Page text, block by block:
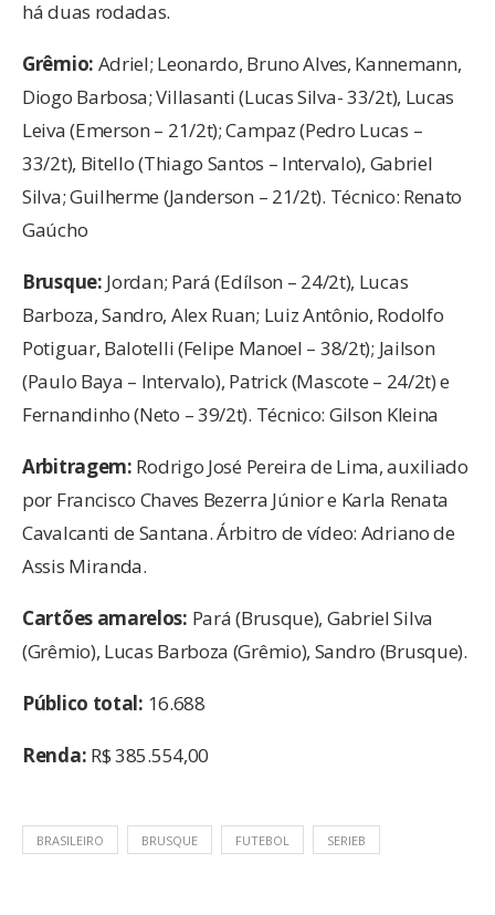
há duas rodadas.
Grêmio: Adriel; Leonardo, Bruno Alves, Kannemann,
Diogo Barbosa; Villasanti (Lucas Silva- 33/2t), Lucas
Leiva (Emerson – 21/2t); Campaz (Pedro Lucas –
33/2t), Bitello (Thiago Santos – Intervalo), Gabriel
Silva; Guilherme (Janderson – 21/2t). Técnico: Renato
Gaúcho
Brusque: Jordan; Pará (Edílson – 24/2t), Lucas
Barboza, Sandro, Alex Ruan; Luiz Antônio, Rodolfo
Potiguar, Balotelli (Felipe Manoel – 38/2t); Jailson
(Paulo Baya – Intervalo), Patrick (Mascote – 24/2t) e
Fernandinho (Neto – 39/2t). Técnico: Gilson Kleina
Arbitragem: Rodrigo José Pereira de Lima, auxiliado
por Francisco Chaves Bezerra Júnior e Karla Renata
Cavalcanti de Santana. Árbitro de vídeo: Adriano de
Assis Miranda.
Cartões amarelos: Pará (Brusque), Gabriel Silva
(Grêmio), Lucas Barboza (Grêmio), Sandro (Brusque).
Público total: 16.688
Renda: R$ 385.554,00
BRASILEIRO BRUSQUE FUTEBOL SERIEB